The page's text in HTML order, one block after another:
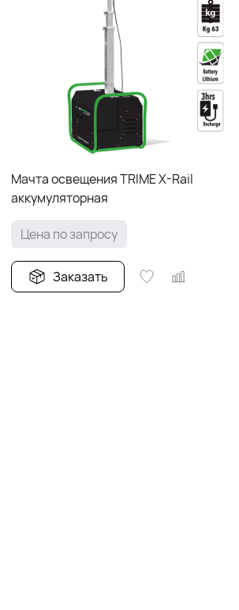
Мачта освещения TRIME X-Rail
аккумуляторная
Цена по запросу
Заказать